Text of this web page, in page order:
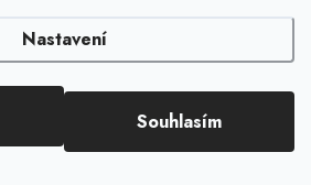
Nastavení
Souhlasím